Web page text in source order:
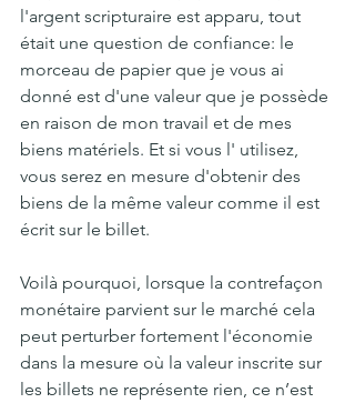
l'argent scripturaire est apparu, tout
était une question de confiance: le
morceau de papier que je vous ai
donné est d'une valeur que je possède
en raison de mon travail et de mes
biens matériels. Et si vous l' utilisez,
vous serez en mesure d'obtenir des
biens de la même valeur comme il est
écrit sur le billet.
Voilà pourquoi, lorsque la contrefaçon
monétaire parvient sur le marché cela
peut perturber fortement l'économie
dans la mesure où la valeur inscrite sur
les billets ne représente rien, ce n’est